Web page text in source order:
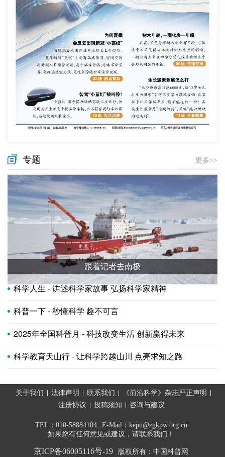
专题 更多>>
跟着记者去南极
科学人生 - 讲述科学家故事 弘扬科学家精神
科普一下 - 秒懂科学 趣不可言
2025年全国科普月 - 科技改变生活 创新赢得未来
科学教育天山行 - 让科学跨越山川 点亮求知之路
关于我们 法律声明 联系我们
《前沿科学》杂志严正声明
注册协议
投稿须知 咨询与建议
TEL：010-58884104
E-Mail：kepu@zgkpw.org.cn
如果您有任何意见或建议，请联系我们！
京ICP备06005116号-19 版权所有：中国科普网